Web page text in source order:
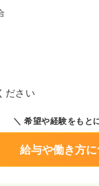
ださい
希望や経験をもと
給与や働き方